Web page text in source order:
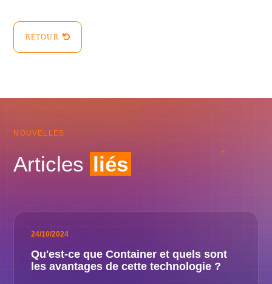
RETOUR
NOUVELLES
Articles liés
24/10/2024
Qu'est-ce que Container et quels sont
les avantages de cette technologie ?